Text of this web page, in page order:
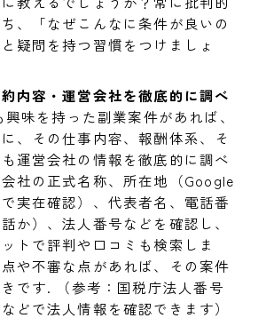
、「なぜこんなに条件が良いの
疑問を持つ習慣をつけましょ
内容・運営会社を徹底的に調べ
味を持った副業案件があれば、
、その仕事内容、報酬体系、そ
運営会社の情報を徹底的に調べ
社の正式名称、所在地（Google
実在確認）、代表者名、電話番
か）、法人番号などを確認し、
トで評判や口コミも検索しま
や不審な点があれば、その案件
です. （参考：国税庁法人番号
どで法人情報を確認できます）